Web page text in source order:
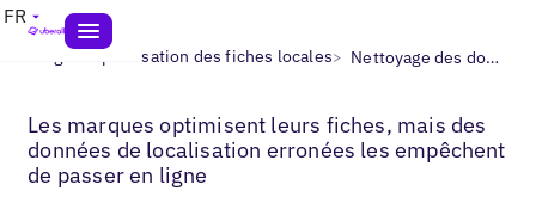
FR
Blogs> Optimisation des fiches locales> Nettoyage des données
Les marques optimisent leurs fiches, mais des
données de localisation erronées les empêchent
de passer en ligne